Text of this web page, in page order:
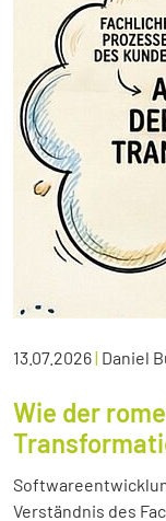
13.07.2026| Daniel
Wie der
Verständnis des